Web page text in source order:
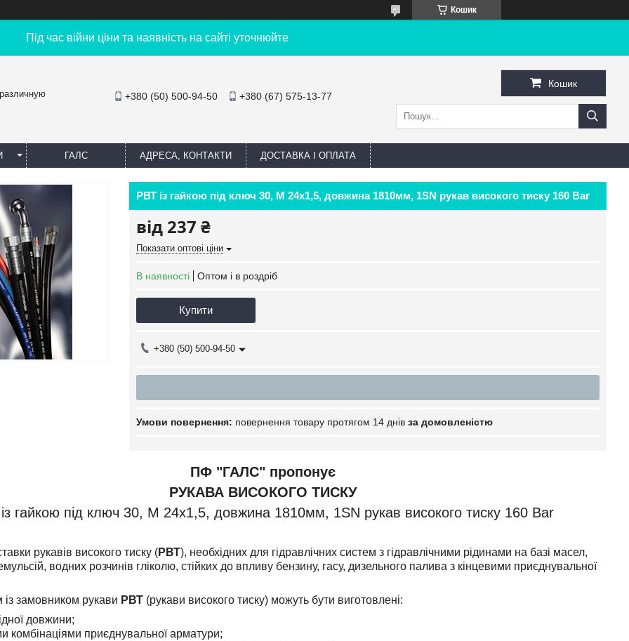
Кошик
Під час війни ціни та наявність на сайті уточнюйте
+380 (50) 500-94-50 +380 (67) 575-13-77
Кошик
ГАЛС АДРЕСА, КОНТАКТИ ДОСТАВКА І ОПЛАТА
РВТ із гайкою під ключ 30, М 24х1,5, довжина 1810мм, 1SN рукав високого тиску 160 Bar
від 237 ₴
Показати оптові ціни
В наявності Оптом і в роздріб
Купити
+380 (50) 500-94-50
повернення товару протягом 14 днів за домовленістю
ПФ "ГАЛС" пропонує
РУКАВА ВИСОКОГО ТИСКУ
гайкою під ключ 30, М 24х1,5, довжина 1810мм, 1SN рукав високого тиску 160 Bar
рукавів високого тиску (РВТ), необхідних для гідравлічних систем з гідравлічними рідинами на базі масел,
водних розчинів гліколю, стійких до впливу бензину, гасу, дизельного палива з кінцевими приєднувальної
замовником рукави РВТ (рукави високого тиску) можуть бути виготовлені:
довжини;
комбінаціями приєднувальної арматури;